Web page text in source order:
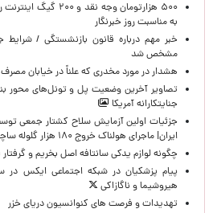
۵۰۰ هزارتومان وجه
به مناسبت روز خبرنگار
خبر مهم درباره قانون بازنشستگی / شرایط
مشخص شد
هشدار در مورد مخدری که علناً در خیابان
تصاویر آخرین وضعیت پل و تونل‌های محور
جنایتکارانه آمریکا
جزئیات اولین آزمایش سلاح کشتار جمعی
ایران| ماجرای هولناک خروج ۱۸۰ هزار گلوله ساچمه ای با حرارت بالا در لامرد
چگونه لوازم یدکی سانتافه اصل بخریم و
پیام پزشکیان در شبکه اجتماعی ایکس در
هیروشیما و ناگازاکی
تهدیدات و فرصت های کنوانسیون دریای خزر